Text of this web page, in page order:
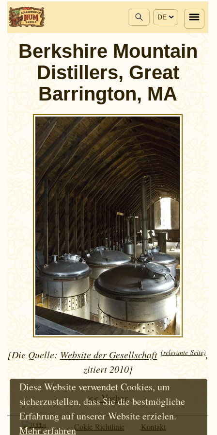
DE
Berkshire Mountain
Distillers, Great
Barrington, MA
[Die Quelle: Website der Gesellschaft (relevante Seite),
zitiert 2010]
<< Vorher
Seit 1997
Cokie-Richtlinie Kontakt
Diese Website verwendet Cookies, um
sicherzustellen, dass Sie die bestmögliche
Erfahrung auf unserer Website erzielen.
Mehr erfahren